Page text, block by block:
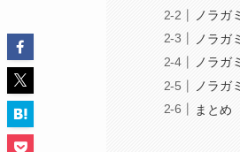
ノラガ
ノラガ
ノラガ
ノラガ
まとめ